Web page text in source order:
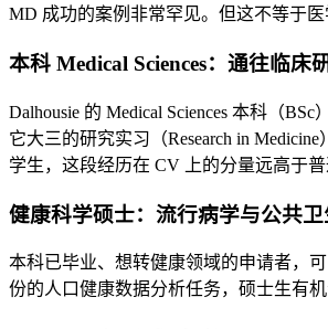
MD 成功的案例非常罕见。但这不等于
本科 Medical Sciences：通往临床
Dalhousie 的 Medical Sciences 本科（
它大三的研究实习（Research in
学生，这段经历在 CV 上的分量远高于普
健康科学硕士：流行病学与公共
本科已毕业、想转健康领域的申请者，可
份的人口健康数据分析任务，硕士生有